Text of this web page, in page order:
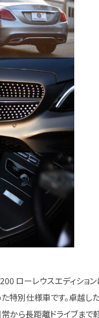
ローレウスエディション
特別仕様車です。卓越し
から長距離ドライブま